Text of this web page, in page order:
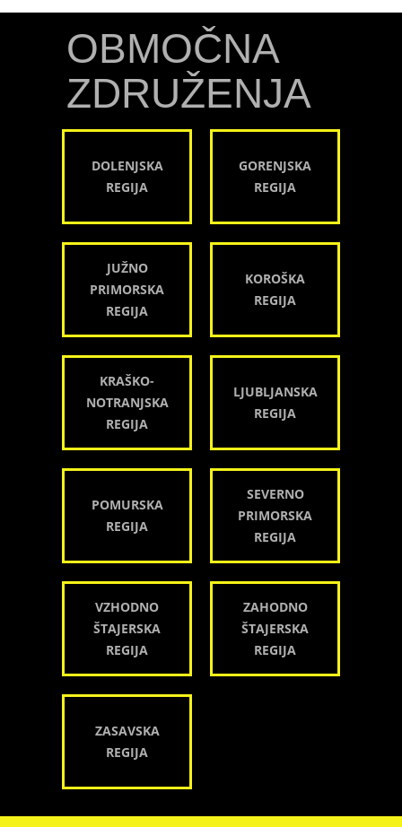
OBMOČNA
ZDRUŽENJA
DOLENJSKA
REGIJA
GORENJSKA
REGIJA
JUŽNO
PRIMORSKA
REGIJA
KOROŠKA
REGIJA
KRAŠKO-
NOTRANJSKA
REGIJA
LJUBLJANSKA
REGIJA
POMURSKA
REGIJA
SEVERNO
PRIMORSKA
REGIJA
VZHODNO
ŠTAJERSKA
REGIJA
ZAHODNO
ŠTAJERSKA
REGIJA
ZASAVSKA
REGIJA